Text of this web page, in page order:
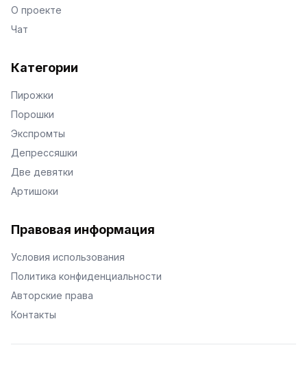
О проекте
Чат
Категории
Пирожки
Порошки
Экспромты
Депрессяшки
Две девятки
Артишоки
Правовая информация
Условия использования
Политика конфиденциальности
Авторские права
Контакты